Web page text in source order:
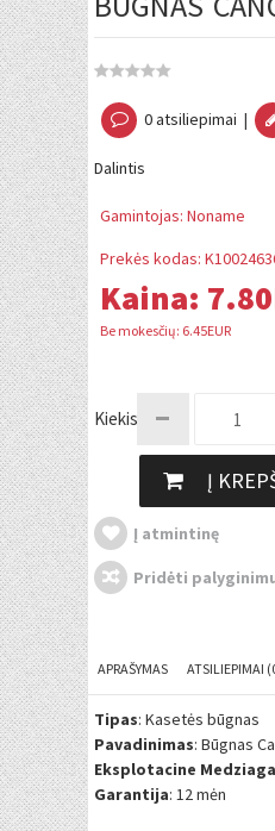
0 atsiliepimai |
Dalintis
Gamintojas: Noname
Prekės kodas:
Kaina:
Be mokesčių: 6.45EUR
Kiekis:
Į
Į atmintinę
Pridėti
APRAŠYMAS ATSILIEPIMAI
Tipas: Kasetės būgnas
Pavadinimas: Būgnas
Eksplotacine Medziaga
Garantija: 12 mėn